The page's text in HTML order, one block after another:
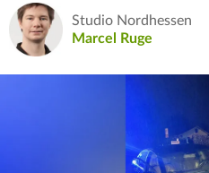
Studio Nordhessen
Marcel Ruge